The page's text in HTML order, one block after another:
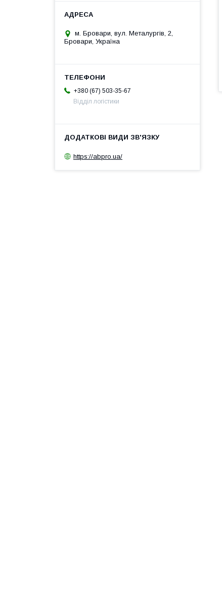
м. Бровари, вул. Металургів, 2,
Бровари, Україна
+380 (67) 503-35-67
Відділ логістики
https://abpro.ua/